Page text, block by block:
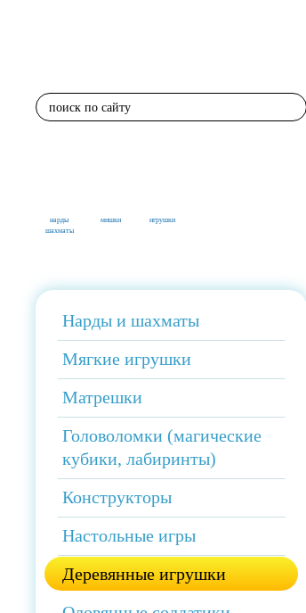
поиск по сайту
нарды
шахматы
мишки игрушки
Нарды и шахматы
Мягкие игрушки
Матрешки
Головоломки (магические
кубики, лабиринты)
Конструкторы
Настольные игры
Деревянные игрушки